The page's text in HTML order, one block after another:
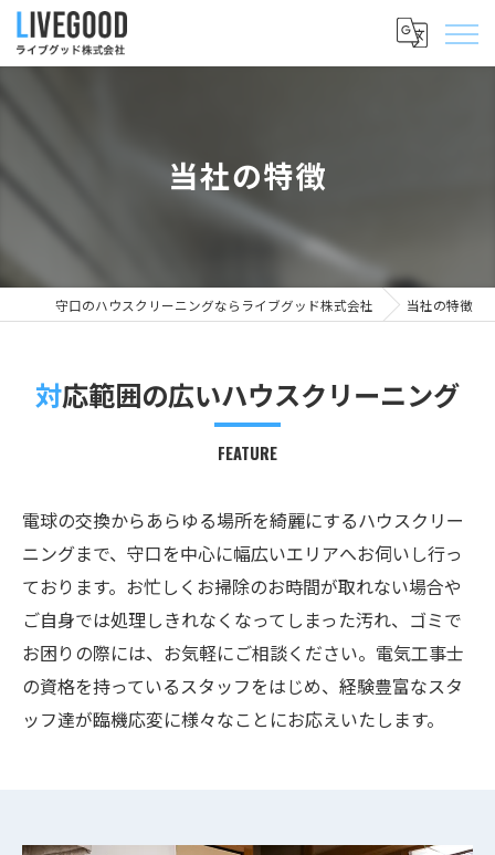
当社の特徴
守口のハウスクリーニングならライブグッド株式会社 当社の特徴
対応範囲の広いハウスクリーニング
FEATURE
電球の交換からあらゆる場所を綺麗にするハウスクリー
ニングまで、守口を中心に幅広いエリアへお伺いし行っ
ております。お忙しくお掃除のお時間が取れない場合や
ご自身では処理しきれなくなってしまった汚れ、ゴミで
お困りの際には、お気軽にご相談ください。電気工事士
の資格を持っているスタッフをはじめ、経験豊富なスタ
ッフ達が臨機応変に様々なことにお応えいたします。